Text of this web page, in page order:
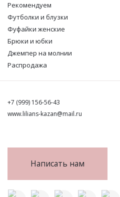
Рекомендуем
Футболки и блузки
Фуфайки женские
Брюки и юбки
Джемпер на молнии
Распродажа
+7 (999) 156-56-43
www.lilians-kazan@mail.ru
Написать нам